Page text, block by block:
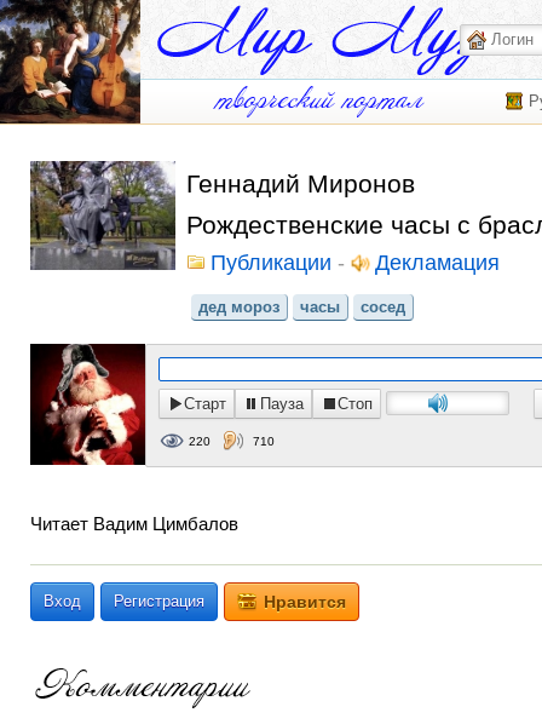
Геннадий Миронов
Рождественские часы с
Публикации - Декламация
дед мороз часы сосед
Старт Пауза Стоп
220 710
Читает Вадим Цимбалов
Вход Регистрация Нравится